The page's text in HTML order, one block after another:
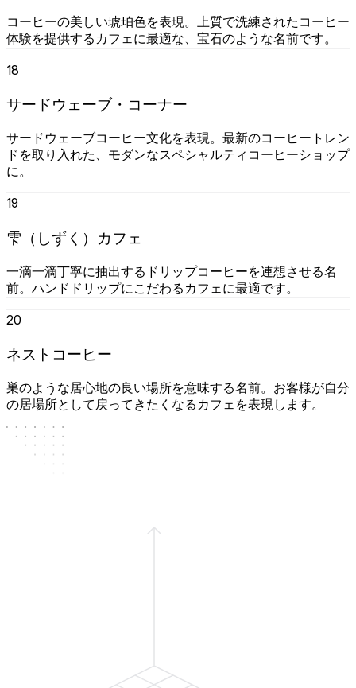
コーヒーの美しい琥珀色を表現。上質で洗練されたコーヒー
体験を提供するカフェに最適な、宝石のような名前です。
18
サードウェーブ・コーナー
サードウェーブコーヒー文化を表現。最新のコーヒートレン
ドを取り入れた、モダンなスペシャルティコーヒーショップ
に。
19
雫（しずく）カフェ
一滴一滴丁寧に抽出するドリップコーヒーを連想させる名
前。ハンドドリップにこだわるカフェに最適です。
20
ネストコーヒー
巣のような居心地の良い場所を意味する名前。お客様が自分
の居場所として戻ってきたくなるカフェを表現します。